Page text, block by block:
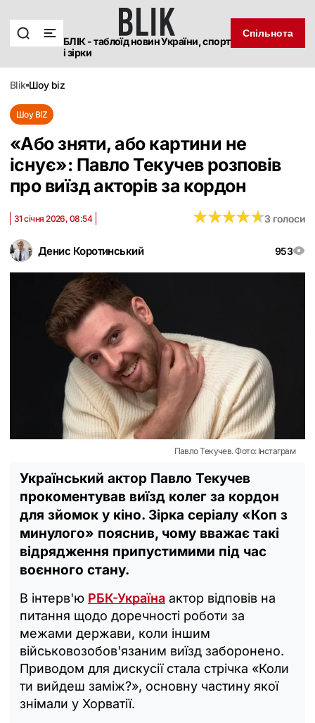
БЛІК - таблоїд новин України, спорт
і зірки
Спільнота
blik шоу biz
Шоу BIZ
«Або зняти, або картини не
існує»: Павло Текучев розповів
про виїзд акторів за кордон
Денис Коротинський 953
31 січня 2026, 08:54 ★★★★★
★★★★★3 голоси
Павло Текучев. Фото: Інстаграм
Український актор Павло Текучев
прокоментував виїзд колег за кордон
для зйомок у кіно. Зірка серіалу «Коп з
минулого» пояснив, чому вважає такі
відрядження припустимими під час
воєнного стану.
В інтерв'ю РБК-Україна актор відповів на
питання щодо доречності роботи за
межами держави, коли іншим
військовозобов'язаним виїзд заборонено.
Приводом для дискусії стала стрічка «Коли
ти вийдеш заміж?», основну частину якої
знімали у Хорватії.